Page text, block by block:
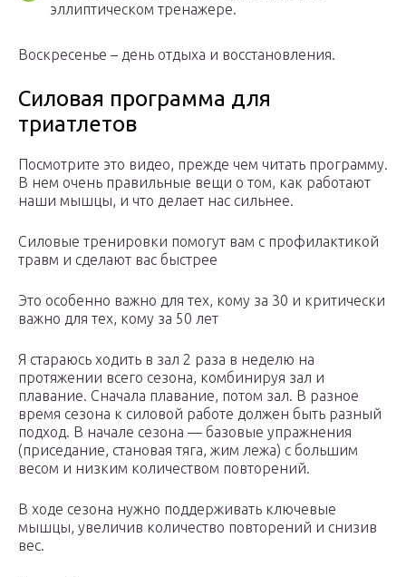
эллиптическом тренажере.
Воскресенье – день отдыха и восстановления.
Силовая программа для
триатлетов
Посмотрите это видео, прежде чем читать программу.
В нем очень правильные вещи о том, как работают
наши мышцы, и что делает нас сильнее.
Силовые тренировки помогут вам с профилактикой
травм и сделают вас быстрее
Это особенно важно для тех, кому за 30 и критически
важно для тех, кому за 50 лет
Я стараюсь ходить в зал 2 раза в неделю на
протяжении всего сезона, комбинируя зал и
плавание. Сначала плавание, потом зал. В разное
время сезона к силовой работе должен быть разный
подход. В начале сезона — базовые упражнения
(приседание, становая тяга, жим лежа) с большим
весом и низким количеством повторений.
В ходе сезона нужно поддерживать ключевые
мышцы, увеличив количество повторений и снизив
вес.